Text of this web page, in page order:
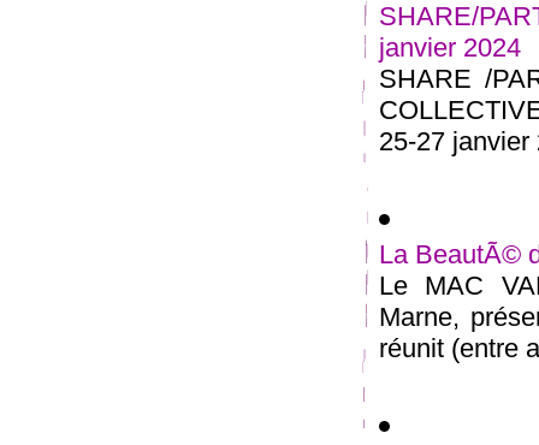
SHARE/
janvier 2024
SHARE /
25-27 janvier
La BeautÃ©
Le MAC
Marne,
réunit (entre